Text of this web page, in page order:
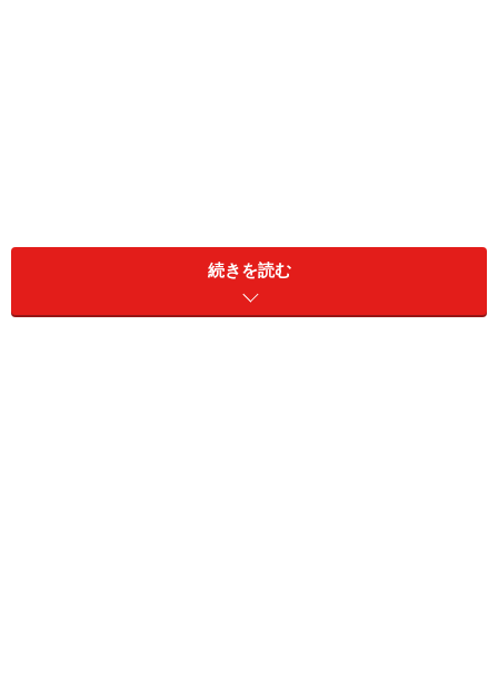
各定義式は「;（セミコロン）」で区切られ、定義されて
いる位置で、どの種類のデータに設定する定義式かどう
続きを読む